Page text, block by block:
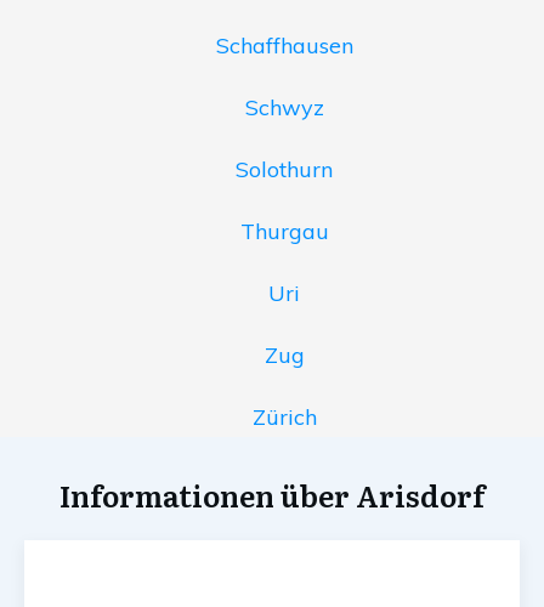
Schaffhausen
Schwyz
Solothurn
Thurgau
Uri
Zug
Zürich
Informationen über Arisdorf